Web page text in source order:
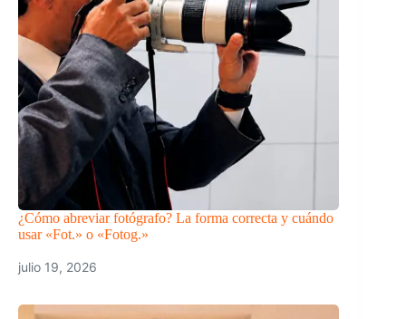
¿Cómo abreviar fotógrafo? La forma correcta y cuándo
usar «Fot.» o «Fotog.»
julio 19, 2026